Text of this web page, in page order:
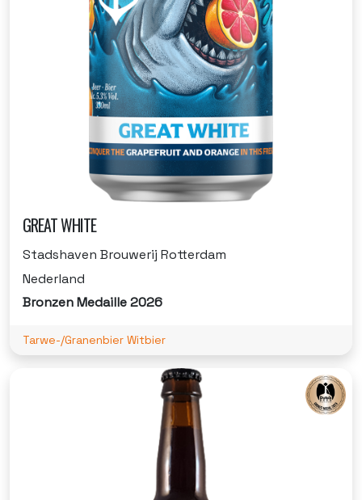
GREAT WHITE
Stadshaven Brouwerij Rotterdam
Nederland
Bronzen Medaille 2026
Tarwe-/Granenbier Witbier